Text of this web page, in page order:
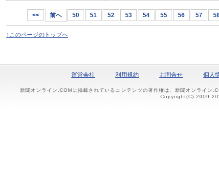
<< 前へ 50 51 52 53 54 55 56 57
↑このページのトップへ
運営会社 利用規約 お問合せ 個人
新聞オンライン.COMに掲載されているコンテンツの著作権は、新聞オンライン
Copyright(C) 2009-